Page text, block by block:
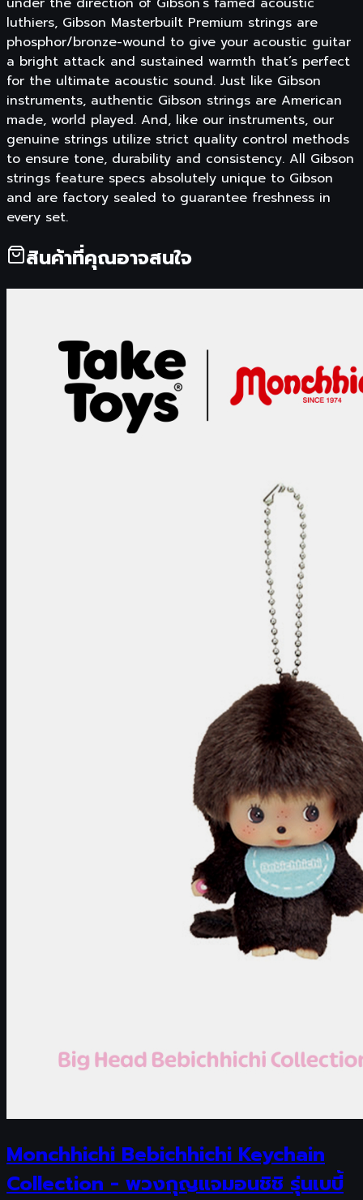
luthiers, Gibson Masterbuilt Premium strings are
phosphor/bronze-wound to give your acoustic guitar
a bright attack and sustained warmth that’s perfect
for the ultimate acoustic sound. Just like Gibson
instruments, authentic Gibson strings are American
made, world played. And, like our instruments, our
genuine strings utilize strict quality control methods
to ensure tone, durability and consistency. All Gibson
strings feature specs absolutely unique to Gibson
and are factory sealed to guarantee freshness in
every set.
สินค้าที่คุณอาจสนใจ
Monchhichi Bebichhichi Keychain
Collection - พวงกุญแจมอนชิชิ รุ่นเบบี้